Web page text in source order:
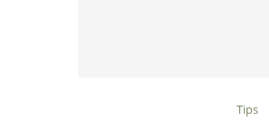
Tips